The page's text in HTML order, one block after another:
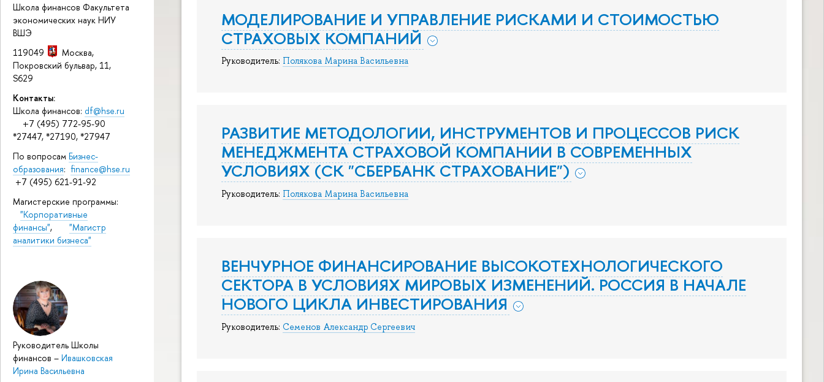
Школа финансов Факультета
экономических наук НИУ
ВШЭ
119049
Москва,
Покровский бульвар, 11,
S629
Контакты:
Школа финансов: df@hse.ru
+7 (495) 772-95-90
*27447, *27190, *27947
По вопросам Бизнес-
образования: finance@hse.ru
+7 (495) 621-91-92
Магистерские программы:
"Корпоративные
финансы", "Магистр
аналитики бизнеса"
Руководитель Школы
финансов – Ивашковская
Ирина Васильевна
МОДЕЛИРОВАНИЕ И УПРАВЛЕНИЕ РИСКАМИ И СТОИМОСТЬЮ
СТРАХОВЫХ КОМПАНИЙ
Руководитель: Полякова Марина Васильевна
РАЗВИТИЕ МЕТОДОЛОГИИ, ИНСТРУМЕНТОВ И ПРОЦЕССОВ РИСК
МЕНЕДЖМЕНТА СТРАХОВОЙ КОМПАНИИ В СОВРЕМЕННЫХ
УСЛОВИЯХ (СК "СБЕРБАНК СТРАХОВАНИЕ")
Руководитель: Полякова Марина Васильевна
ВЕНЧУРНОЕ ФИНАНСИРОВАНИЕ ВЫСОКОТЕХНОЛОГИЧЕСКОГО
СЕКТОРА В УСЛОВИЯХ МИРОВЫХ ИЗМЕНЕНИЙ. РОССИЯ В НАЧАЛЕ
НОВОГО ЦИКЛА ИНВЕСТИРОВАНИЯ
Руководитель: Семенов Александр Сергеевич